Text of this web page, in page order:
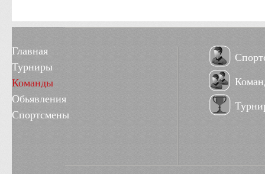
Главная
Турниры
Команды
Обьявления
Спортсмены